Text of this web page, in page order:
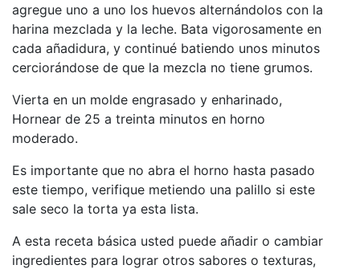
agregue uno a uno los huevos alternándolos con la
harina mezclada y la leche. Bata vigorosamente en
cada añadidura, y continué batiendo unos minutos
cerciorándose de que la mezcla no tiene grumos.
Vierta en un molde engrasado y enharinado,
Hornear de 25 a treinta minutos en horno
moderado.
Es importante que no abra el horno hasta pasado
este tiempo, verifique metiendo una palillo si este
sale seco la torta ya esta lista.
A esta receta básica usted puede añadir o cambiar
ingredientes para lograr otros sabores o texturas,